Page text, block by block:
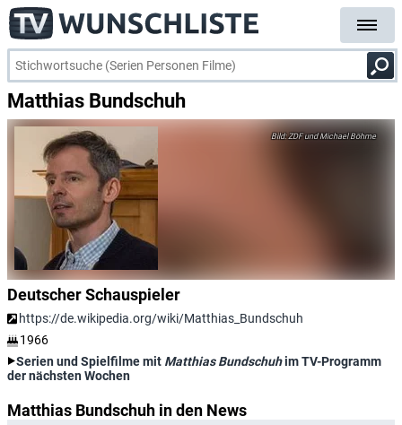
Matthias Bundschuh
ZDF und Michael Böhme
Deutscher Schauspieler
https://de.wikipedia.org/wiki/Matthias_Bundschuh
1966
Serien und Spielfilme mit Matthias Bundschuhim TV-Programm
der nächsten Wochen
Matthias Bundschuh in den News